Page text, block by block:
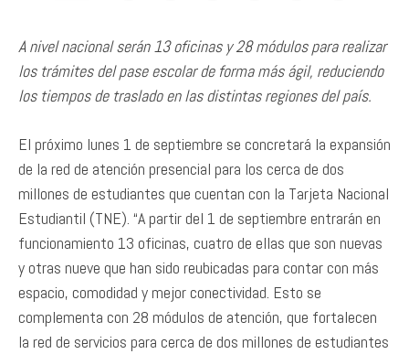
A nivel nacional serán 13 oficinas y 28 módulos para realizar
los trámites del pase escolar de forma más ágil, reduciendo
los tiempos de traslado en las distintas regiones del país.
El próximo lunes 1 de septiembre se concretará la expansión
de la red de atención presencial para los cerca de dos
millones de estudiantes que cuentan con la Tarjeta Nacional
Estudiantil (TNE). “A partir del 1 de septiembre entrarán en
funcionamiento 13 oficinas, cuatro de ellas que son nuevas
y otras nueve que han sido reubicadas para contar con más
espacio, comodidad y mejor conectividad. Esto se
complementa con 28 módulos de atención, que fortalecen
la red de servicios para cerca de dos millones de estudiantes